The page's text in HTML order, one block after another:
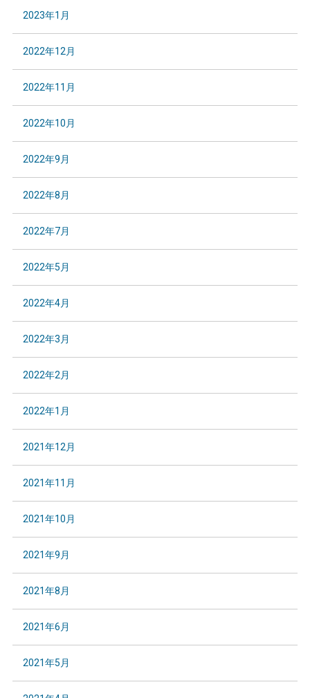
2023年1月
2022年12月
2022年11月
2022年10月
2022年9月
2022年8月
2022年7月
2022年5月
2022年4月
2022年3月
2022年2月
2022年1月
2021年12月
2021年11月
2021年10月
2021年9月
2021年8月
2021年6月
2021年5月